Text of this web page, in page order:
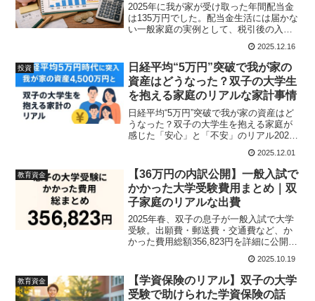
2025年に我が家が受け取った年間配当金
は135万円でした。配当金生活には届かな
い一般家庭の実例として、税引後の入金
備えているかを記録しています。2025.12.16
投資
日経平均“5万円”突破で我が家の
資産はどうなった？双子の大学生
を抱える家庭のリアルな家計事情
日経平均“5万円”突破で我が家の資産はど
うなった？双子の大学生を抱える家庭が
感じた「安心」と「不安」のリアル2025
に乗ったニュースを見たとき、正直、自
分の目を疑いました。リーマンショック
前から投資...
2025.12.01
教育資金
【36万円の内訳公開】一般入試で
かかった大学受験費用まとめ｜双
子家庭のリアルな出費
2025年春、双子の息子が一般入試で大学
受験。出願費・郵送費・交通費など、か
かった費用総額356,823円を詳細に公開。
第一志望不合格からの進学先選びや、親
の役割、出願スケジュール管理の実態も
紹介します。大学受験にかかるリアルな
金額が知りたい方必見です。
2025.10.19
教育資金
【学資保険のリアル】双子の大学
受験で助けられた学資保険の話